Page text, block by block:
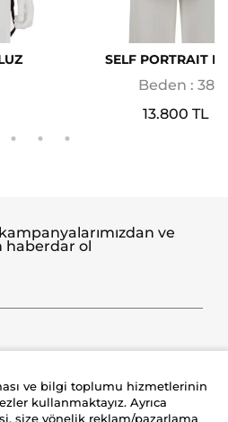
SELF PORTRAIT
Beden : 38
13.800 TL
ve
haberdar ol
ve bilgi toplumu hizmetlerinin
kullanmaktayız. Ayrıca
size yönelik reklam/pazarlama